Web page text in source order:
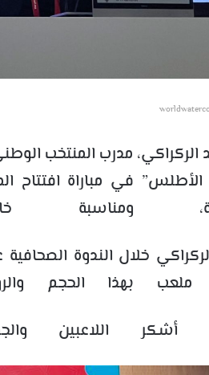
الركراكي، مدرب المنتخب
في مباراة افتتاح
ومناسبة
خلال الندوة الصحافية
ملعب بهذا الحجم
أشكر اللاعبين